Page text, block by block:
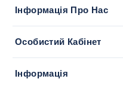
Інформація Про Нас
Особистий Кабінет
Інформація